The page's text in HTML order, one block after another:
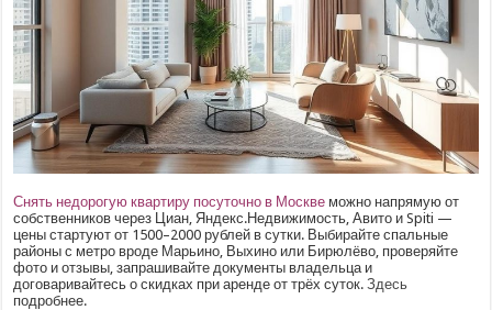
Снять недорогую квартиру посуточно в Москве можно напрямую от
собственников через Циан, Яндекс.Недвижимость, Авито и Spiti —
цены стартуют от 1500–2000 рублей в сутки. Выбирайте спальные
районы с метро вроде Марьино, Выхино или Бирюлёво, проверяйте
фото и отзывы, запрашивайте документы владельца и
договаривайтесь о скидках при аренде от трёх суток.Здесь
подробнее.